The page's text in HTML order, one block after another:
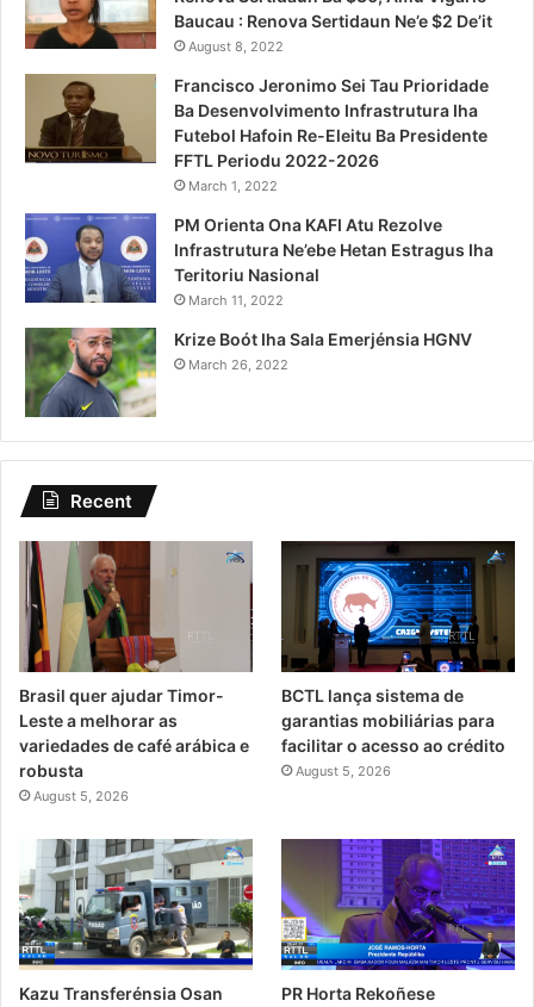
Baucau : Renova Sertidaun Ne’e $2 De’it
August 8, 2022
Francisco Jeronimo Sei Tau Prioridade
Ba Desenvolvimento Infrastrutura Iha
Futebol Hafoin Re-Eleitu Ba Presidente
FFTL Periodu 2022-2026
March 1, 2022
PM Orienta Ona KAFI Atu Rezolve
Infrastrutura Ne’ebe Hetan Estragus Iha
Teritoriu Nasional
March 11, 2022
Krize Boót Iha Sala Emerjénsia HGNV
March 26, 2022
Recent
Brasil quer ajudar Timor-
Leste a melhorar as
variedades de café arábica e
robusta
August 5, 2026
BCTL lança sistema de
garantias mobiliárias para
facilitar o acesso ao crédito
August 5, 2026
Kazu Transferénsia Osan
PR Horta Rekoñese